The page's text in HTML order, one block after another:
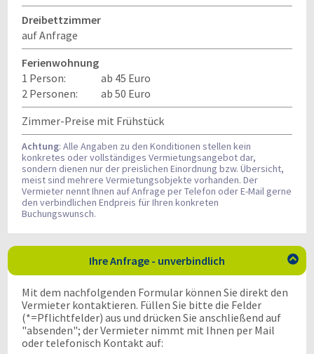
Dreibettzimmer
auf Anfrage
Ferienwohnung
1 Person:
ab 45 Euro
2 Personen:
ab 50 Euro
Zimmer-Preise mit Frühstück
Achtung: Alle Angaben zu den Konditionen stellen kein
konkretes oder vollständiges Vermietungsangebot dar,
sondern dienen nur der preislichen Einordnung bzw. Übersicht,
meist sind mehrere Vermietungsobjekte vorhanden. Der
Vermieter nennt Ihnen auf Anfrage per Telefon oder E-Mail gerne
den verbindlichen Endpreis für Ihren konkreten
Buchungswunsch.
Ihre Anfrage - unverbindlich 
Mit dem nachfolgenden Formular können Sie direkt den
Vermieter kontaktieren. Füllen Sie bitte die Felder
(*=Pflichtfelder) aus und drücken Sie anschließend auf
"absenden"; der Vermieter nimmt mit Ihnen per Mail
oder telefonisch Kontakt auf: